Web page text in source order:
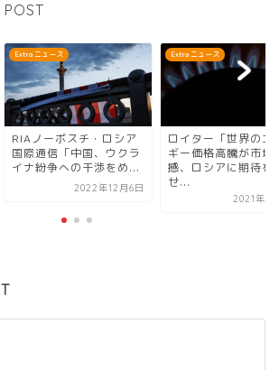
POST
Extra ニュース
ロイター「世界のエネル
ギー価格高騰が市場を震
撼、ロシアに期待を寄
Extra ニュース
RIAノーボスチ・ロ
国際通信「終わりは
い。ウクライナに背
向...
2023年2